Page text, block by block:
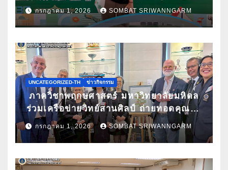
เลือกนำเสนอผลงานวิจัยในการประชุม
วิชาการนานาชาติ ATBC 2026 พร้อมรับ
กรกฎาคม 1, 2026 SOMBAT SRIWANNGARM
UNCATEGORIZED-TH ข่าวกิจกรรม
ภาควิชาพฤกษศาสตร์ มหาวิทยาลัยมหิดล
ร่วมเครือข่ายวิทย์สานศิลป์ ถ่ายทอดคุณค่า
กล้วยไม้ไทยผ่านงานศิลปะ ในนิทรรศการ
“กล้วยไม้แห่งสยามนามไซเดนฟาเดน” ณ
ประเทศไทย
กรกฎาคม 1, 2026 SOMBAT SRIWANNGARM